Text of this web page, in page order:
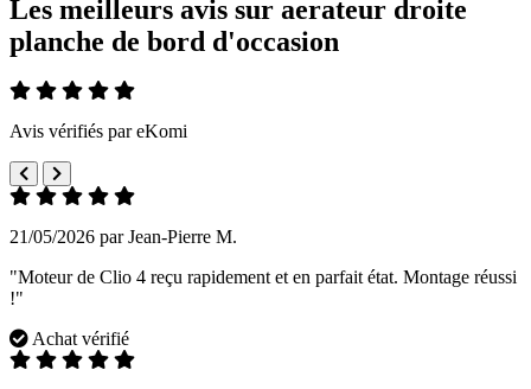
Les meilleurs avis sur aerateur droite
planche de bord d'occasion
Avis vérifiés par eKomi
21/05/2026 par Jean-Pierre M.
"Moteur de Clio 4 reçu rapidement et en parfait état. Montage réussi
!"
Achat vérifié